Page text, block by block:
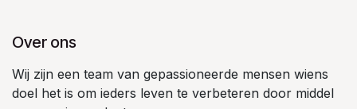
Over ons
Wij zijn een team van gepassioneerde mensen wiens
doel het is om ieders leven te verbeteren door middel